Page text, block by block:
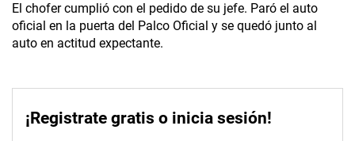
El chofer cumplió con el pedido de su jefe. Paró el auto
oficial en la puerta del Palco Oficial y se quedó junto al
auto en actitud expectante.
¡Registrate gratis o inicia sesión!